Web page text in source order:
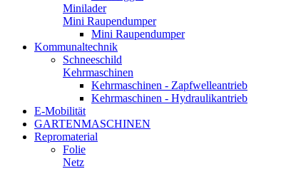
Minilader
Mini Raupendumper
Mini Raupendumper
Kommunaltechnik
Schneeschild
Kehrmaschinen
Kehrmaschinen - Zapfwelleantrieb
Kehrmaschinen - Hydraulikantrieb
E-Mobilität
GARTENMASCHINEN
Repromaterial
Folie
Netz